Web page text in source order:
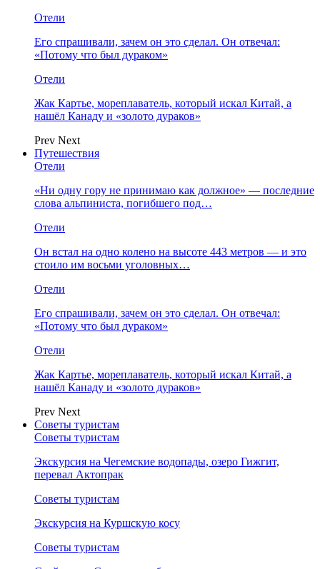
Отели
Его спрашивали, зачем он это сделал. Он отвечал:
«Потому что был дураком»
Отели
Жак Картье, мореплаватель, который искал Китай, а
нашёл Канаду и «золото дураков»
Prev Next
Путешествия
Отели
«Ни одну гору не принимаю как должное» — последние
слова альпиниста, погибшего под…
Отели
Он встал на одно колено на высоте 443 метров — и это
стоило им восьми уголовных…
Отели
Его спрашивали, зачем он это сделал. Он отвечал:
«Потому что был дураком»
Отели
Жак Картье, мореплаватель, который искал Китай, а
нашёл Канаду и «золото дураков»
Prev Next
Советы туристам
Советы туристам
Экскурсия на Чегемские водопады, озеро Гижгит,
перевал Актопрак
Советы туристам
Экскурсия на Куршскую косу
Советы туристам